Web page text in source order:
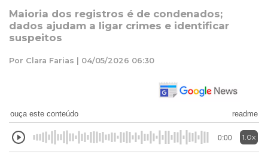
Maioria dos registros é de condenados;
dados ajudam a ligar crimes e identificar
suspeitos
Por Clara Farias | 04/05/2026 06:30
ouça este conteúdo readme
0:00 1.0x